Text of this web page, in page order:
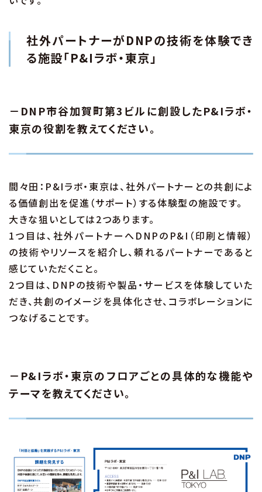
社外パートナーがDNPの技術を体験でき
る施設「P&Iラボ・東京」
－DNP市谷加賀町第3ビルに創設したP&Iラボ・
東京の役割を教えてください。
間々田：P&Iラボ・東京は、社外パートナーとの共創によ
る価値創出を促進（サポート）する体験型の施設です。
大きな狙いとしては2つあります。
1つ目は、社外パートナーへDNPのP&I（印刷と情報）
の技術やリソースを紹介し、頼れるパートナーであると
感じていただくこと。
2つ目は、DNPの技術や製品・サービスを体験していた
だき、共創のイメージを具体化させ、コラボレーションに
つなげることです。
－P&Iラボ・東京のフロアごとの具体的な機能や
テーマを教えてください。